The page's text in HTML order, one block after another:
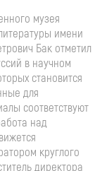
музея
имени
Бак отметил
в научном
становится
для
соответствуют
над
круглого
директора